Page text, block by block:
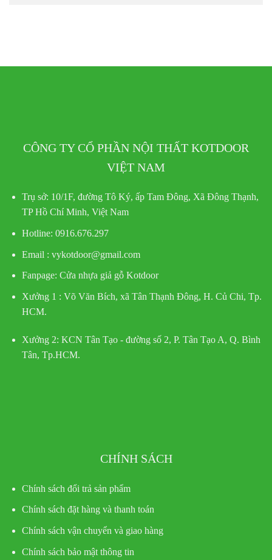
CÔNG TY CỔ PHẦN NỘI THẤT KOTDOOR
VIỆT NAM
Trụ sở: 10/1F, đường Tô Ký, ấp Tam Đông, Xã Đông Thạnh,
TP Hồ Chí Minh, Việt Nam
Hotline: 0916.676.297
Email : vykotdoor@gmail.com
Fanpage: Cửa nhựa giả gỗ Kotdoor
Xưởng 1 : Võ Văn Bích, xã Tân Thạnh Đông, H. Củ Chi, Tp.
HCM.
Xưởng 2: KCN Tân Tạo - đường số 2, P. Tân Tạo A, Q. Bình
Tân, Tp.HCM.
CHÍNH SÁCH
Chính sách đổi trả sản phẩm
Chính sách đặt hàng và thanh toán
Chính sách vận chuyển và giao hàng
Chính sách bảo mật thông tin